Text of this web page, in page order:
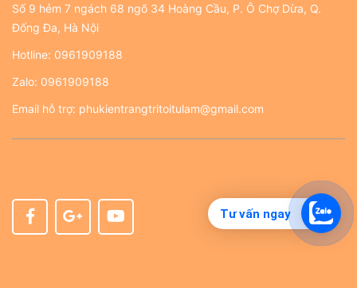
Tư vấn ngay
Số 9 hẻm 7 ngách 68 ngõ 34 Hoàng Cầu, P. Ô Chợ Dừa, Q.
Đống Đa, Hà Nội
Hotline: 0961909188
Zalo: 0961909188
Email hỗ trợ: phukientrangtritoitulam@gmail.com